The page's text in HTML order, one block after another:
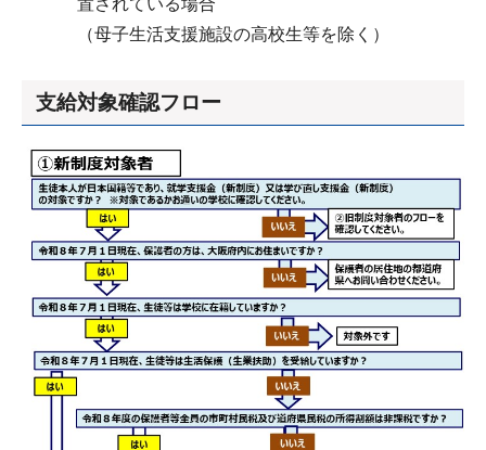
（母子生活支援施設の高校生等を除く）
支給対象確認フロー